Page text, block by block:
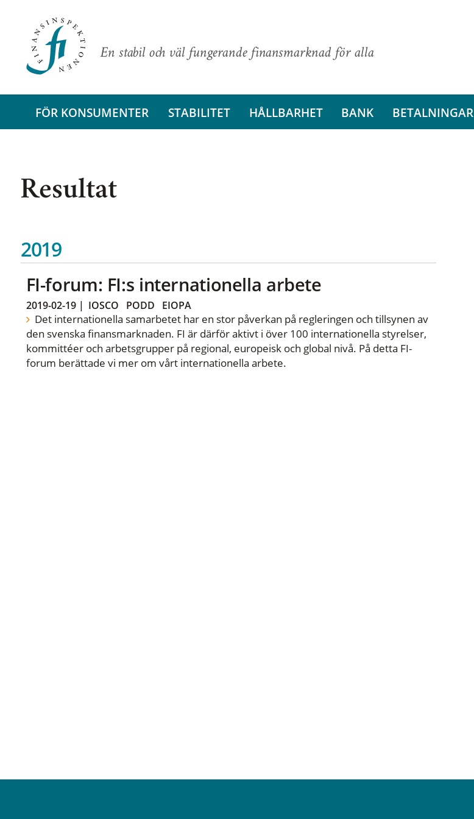
En stabil och väl fungerande finansmarknad för alla
FÖR KONSUMENTER STABILITET HÅLLBARHET BANK BETALNINGAR
Resultat
2019
FI-forum: FI:s internationella arbete
2019-02-19| IOSCO PODD EIOPA
Det internationella samarbetet har en stor påverkan på regleringen och tillsynen av
den svenska finansmarknaden. FI är därför aktivt i över 100 internationella styrelser,
kommittéer och arbetsgrupper på regional, europeisk och global nivå. På detta FI-
forum berättade vi mer om vårt internationella arbete.